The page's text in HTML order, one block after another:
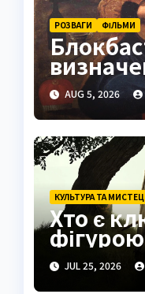
РОЗВАГИ ФІЛЬМИ
AUG 5, 2026
КУЛЬТУРА ТА
Хто є
JUL 25, 2026